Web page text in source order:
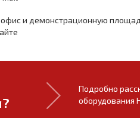
и демонстрационную
Подробно
оборудования